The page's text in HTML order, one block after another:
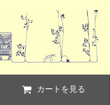
カートを見る